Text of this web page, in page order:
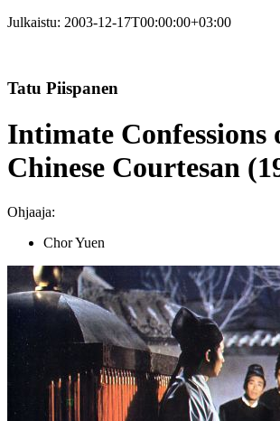
Julkaistu: 2003-12-17T00:00:00+03:00
Tatu Piispanen
Intimate Confessions
Chinese Courtesan
Ohjaaja:
Chor Yuen